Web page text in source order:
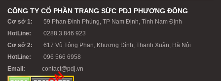
CÔNG TY CỔ PHẦN TRANG SỨC PDJ PHƯƠNG ĐÔNG
Cơ sở 1:
59 Phan Đình Phùng, TP Nam Định, Tỉnh Nam Định
HotLine:
0288.3.846 923
Cơ sở 2:
617 Vũ Tông Phan, Khương Đình, Thanh Xuân, Hà Nội
HotLine:
096 566 6958
Email:
contact@pdj.vn